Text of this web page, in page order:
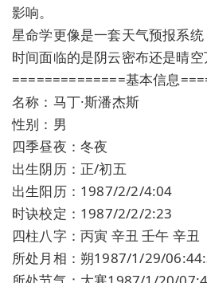
影响。
星命学更像是一套天气预报系
时间面临的是阴云密布还是晴空
==============基本信息
名称：马丁·斯潘杰斯
性别：男
四季昼夜：冬夜
出生阴历：正/初五
出生阳历：1987/2/2/4:04
时诀校定：1987/2/2/2:23
四柱八字：丙寅 辛丑 壬午 辛丑
所处月相：朔1987/1/29/